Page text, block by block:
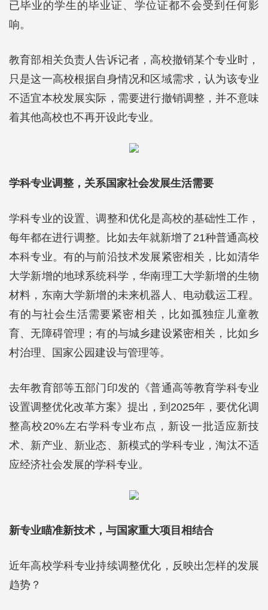
已毕业的学生的毕业证、学位证都不会受到任何影
响。
教育部相关负责人告诉记者，高校撤销某个专业时，
只是这一高校根据自身情况和区域需求，认为该专业
不适宜本校发展实际，需要进行撤销调整，并不意味
着其他高校也不再开设此专业。
学科专业调整，关系国家社会发展生活需要
学科专业的设置、调整和优化是高校的基础性工作，
每年都在进行调整。比如去年就新增了21种普通高校
本科专业。有的与前沿技术发展紧密相关，比如清华
大学新增的地球系统科学，华南理工大学新增的生物
材料，东南大学新增的未来机器人、电动载运工程。
有的与社会生活需要紧密相关，比如孤独症儿童教
育、无障碍管理；有的与城乡建设紧密相关，比如乡
村治理、国家公园建设与管理等。
去年教育部等五部门印发的《普通高等教育学科专业
设置调整优化改革方案》提出，到2025年，要优化调
整高校20%左右学科专业布点，新设一批适应新技
术、新产业、新业态、新模式的学科专业，淘汰不适
应经济社会发展的学科专业。
新专业瞄准新技术，与国家重大项目相结合
近年高校学科专业持续调整优化，反映出怎样的发展
趋势？